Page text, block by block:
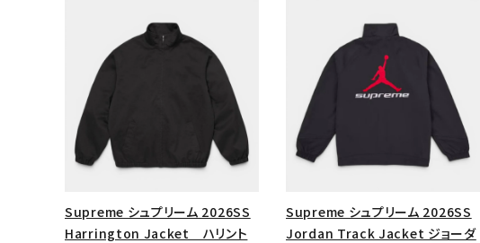
Supreme シュプリーム 2026SS
Harrington Jacket ハリント
Supreme シュプリーム 2026SS
Jordan Track Jacket ジョーダ